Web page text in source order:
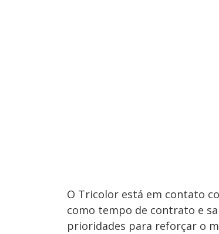
O Tricolor está em contato
como tempo de contrato e
prioridades para reforçar o